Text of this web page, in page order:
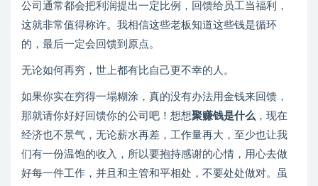
公司通常都会把利润提出一定比例，回馈给员工当福利，
这就非常值得称许。我相信这些老板知道这些钱是循环
的，最后一定会回馈到原点。
无论如何再穷，世上都有比自己更不幸的人。
如果你实在穷得一塌糊涂，真的没有办法用金钱来回馈，
那就请你好好回馈你的公司吧！想想聚赚钱是什么 ，现在
经济也不景气，无论薪水再差，工作量再大，至少也让我
们有一份温饱的收入，所以要抱持感谢的心情，用心去做
好每一件工作，并且和主管和平相处，不要处处做对。虽